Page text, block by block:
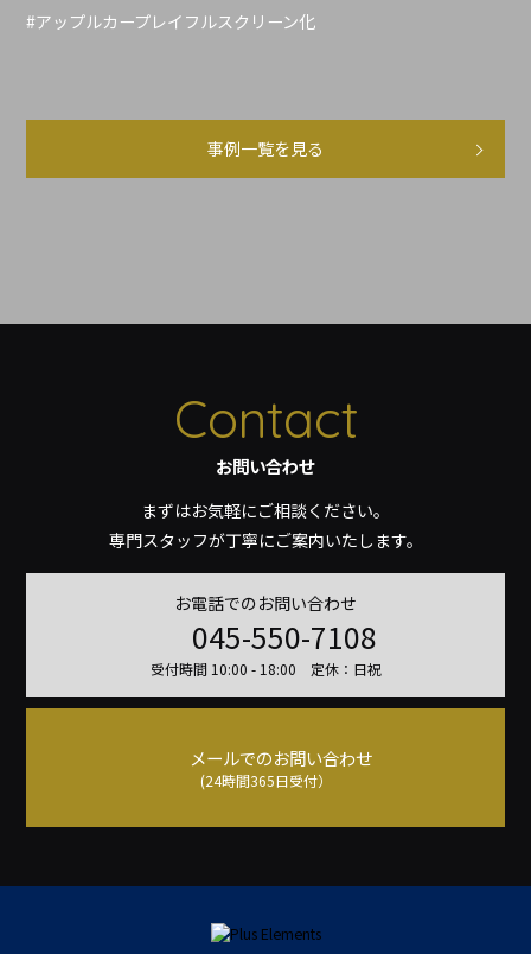
#アップルカープレイフルスクリーン化
事例一覧を見る
Contact
お問い合わせ
まずはお気軽にご相談ください。
専門スタッフが丁寧にご案内いたします。
お電話でのお問い合わせ
045-550-7108
受付時間 10:00 - 18:00 定休：日祝
メールでのお問い合わせ
(24時間365日受付）